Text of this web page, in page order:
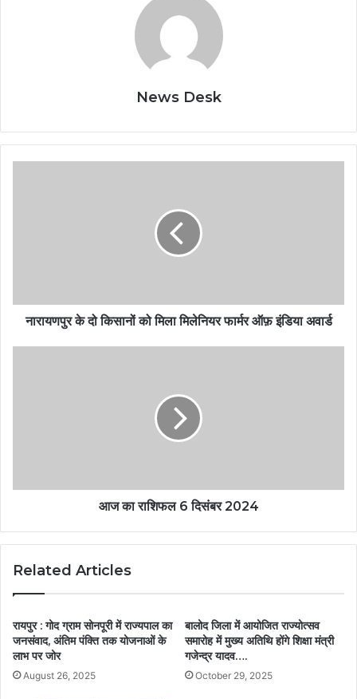
News Desk
नारायणपुर के दो किसानों को मिला मिलेनियर फार्मर ऑफ़ इंडिया अवार्ड
आज का राशिफल 6 दिसंबर 2024
Related Articles
रायपुर : गोद ग्राम सोनपूरी में राज्यपाल का
जनसंवाद, अंतिम पंक्ति तक योजनाओं के
लाभ पर जोर
August 26, 2025
बालोद जिला में आयोजित राज्योत्सव
समारोह में मुख्य अतिथि होंगे शिक्षा मंत्री
गजेन्द्र यादव….
October 29, 2025